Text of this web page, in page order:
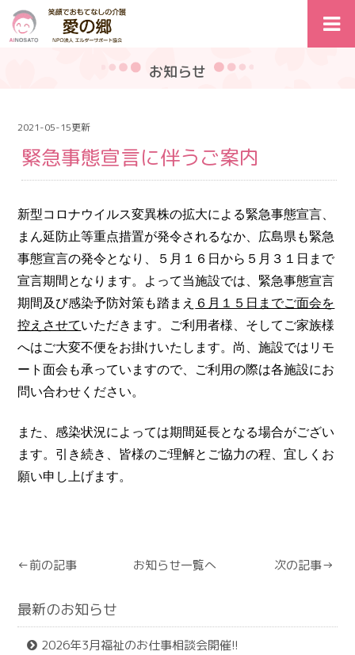
お知らせ
2021-05-15更新
緊急事態宣言に伴うご案内
新型コロナウイルス変異株の拡大による緊急事態宣言、
まん延防止等重点措置が発令されるなか、広島県も緊急
事態宣言の発令となり、５月１６日から５月３１日まで
宣言期間となります。よって当施設では、緊急事態宣言
期間及び感染予防対策も踏まえ ６月１５日までご面会を
控えさせていただきます。ご利用者様、そしてご家族様
へはご大変不便をお掛けいたします。尚、施設ではリモ
ート面会も承っていますので、ご利用の際は各施設にお
問い合わせください。
また、感染状況によっては期間延長となる場合がござい
ます。引き続き、皆様のご理解とご協力の程、宜しくお
願い申し上げます。
←前の記事 お知らせ一覧へ 次の記事→
最新のお知らせ
2026年3月福祉のお仕事相談会開催!!